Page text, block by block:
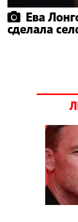
Ева
сделала